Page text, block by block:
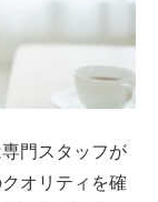
門スタッフが
オリティを確